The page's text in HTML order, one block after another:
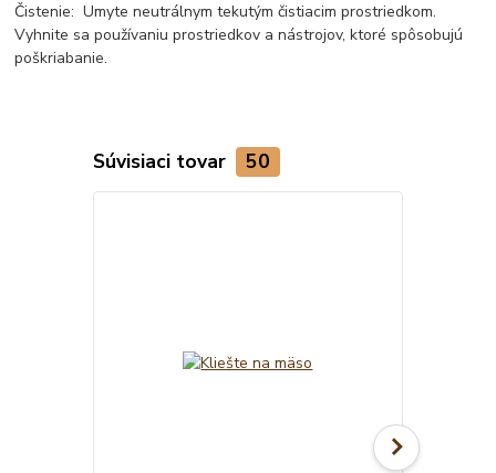
Čistenie: Umyte neutrálnym tekutým čistiacim prostriedkom.
Vyhnite sa používaniu prostriedkov a nástrojov, ktoré spôsobujú
poškriabanie.
Súvisiaci tovar 50